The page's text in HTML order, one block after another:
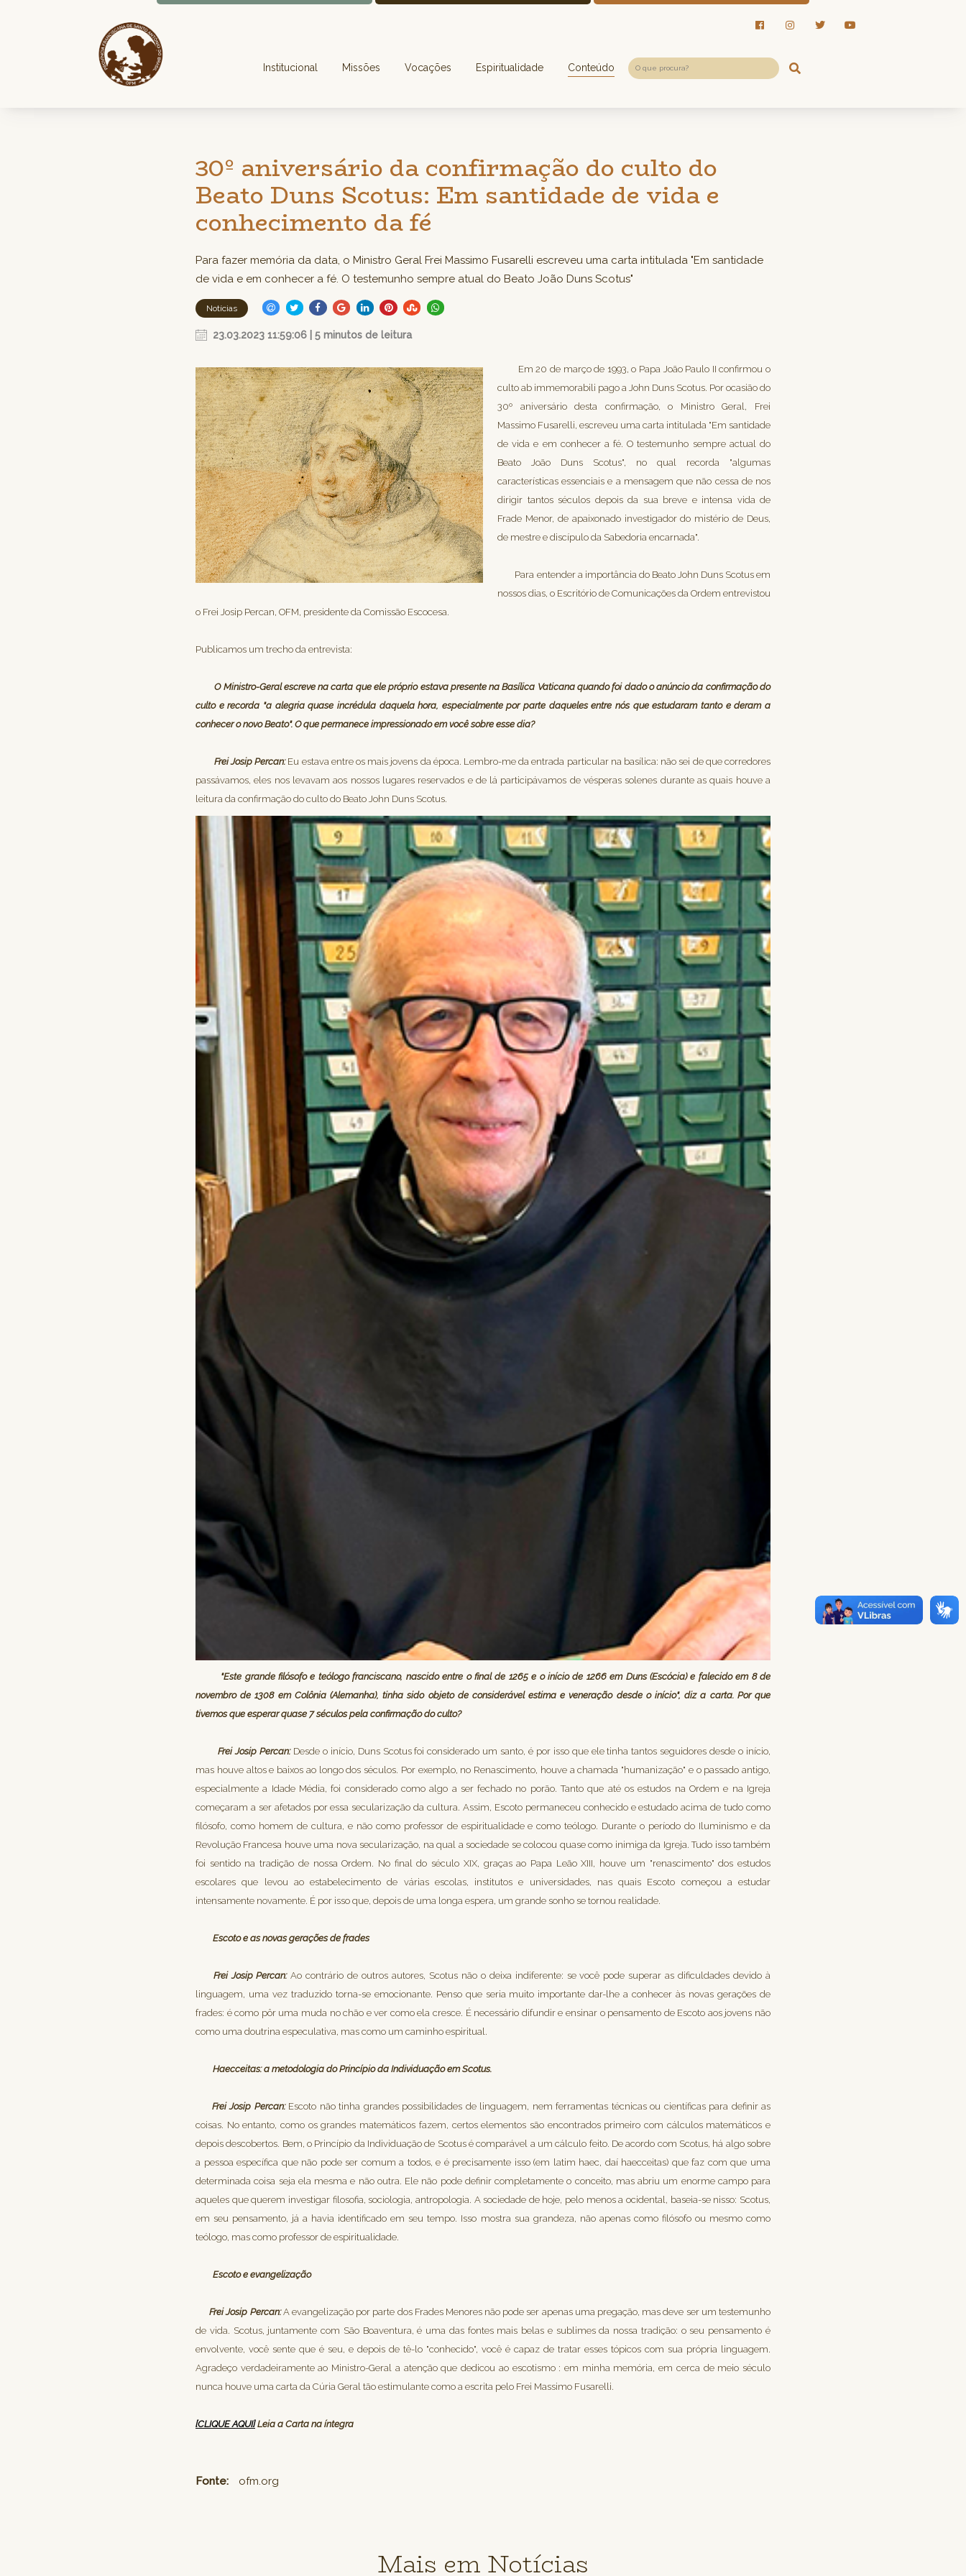
Institucional Missões Vocações Espiritualidade Conteúdo
30º aniversário da confirmação do culto do
Beato Duns Scotus: Em santidade de vida e
conhecimento da fé
Para fazer memória da data, o Ministro Geral Frei Massimo Fusarelli escreveu uma carta intitulada "Em santidade
de vida e em conhecer a fé. O testemunho sempre atual do Beato João Duns Scotus"
Notícias
23.03.2023 11:59:06 | 5 minutos de leitura
Em 20 de março de 1993, o Papa João Paulo II confirmou o
culto ab immemorabili pago a John Duns Scotus. Por ocasião do
30º aniversário desta confirmação, o Ministro Geral, Frei
Massimo Fusarelli, escreveu uma carta intitulada "Em santidade
de vida e em conhecer a fé. O testemunho sempre actual do
Beato João Duns Scotus", no qual recorda "algumas
características essenciais e a mensagem que não cessa de nos
dirigir tantos séculos depois da sua breve e intensa vida de
Frade Menor, de apaixonado investigador do mistério de Deus,
de mestre e discípulo da Sabedoria encarnada".
Para entender a importância do Beato John Duns Scotus em
nossos dias, o Escritório de Comunicações da Ordem entrevistou
o Frei Josip Percan, OFM, presidente da Comissão Escocesa.
Publicamos um trecho da entrevista:
O Ministro-Geral escreve na carta que ele próprio estava presente na Basílica Vaticana quando foi dado o anúncio da confirmação do
culto e recorda "a alegria quase incrédula daquela hora, especialmente por parte daqueles entre nós que estudaram tanto e deram a
conhecer o novo Beato". O que permanece impressionado em você sobre esse dia?
Frei Josip Percan: Eu estava entre os mais jovens da época. Lembro-me da entrada particular na basílica: não sei de que corredores
passávamos, eles nos levavam aos nossos lugares reservados e de lá participávamos de vésperas solenes durante as quais houve a
leitura da confirmação do culto do Beato John Duns Scotus.
"Este grande filósofo e teólogo franciscano, nascido entre o final de 1265 e o início de 1266 em Duns (Escócia) e falecido em 8 de
novembro de 1308 em Colônia (Alemanha), tinha sido objeto de considerável estima e veneração desde o início", diz a carta. Por que
tivemos que esperar quase 7 séculos pela confirmação do culto?
Frei Josip Percan:Desde o início, Duns Scotus foi considerado um santo, é por isso que ele tinha tantos seguidores desde o início,
mas houve altos e baixos ao longo dos séculos. Por exemplo, no Renascimento, houve a chamada "humanização" e o passado antigo,
especialmente a Idade Média, foi considerado como algo a ser fechado no porão. Tanto que até os estudos na Ordem e na Igreja
começaram a ser afetados por essa secularização da cultura. Assim, Escoto permaneceu conhecido e estudado acima de tudo como
filósofo, como homem de cultura, e não como professor de espiritualidade e como teólogo. Durante o período do Iluminismo e da
Revolução Francesa houve uma nova secularização, na qual a sociedade se colocou quase como inimiga da Igreja. Tudo isso também
foi sentido na tradição de nossa Ordem. No final do século XIX, graças ao Papa Leão XIII, houve um "renascimento" dos estudos
escolares que levou ao estabelecimento de várias escolas, institutos e universidades, nas quais Escoto começou a estudar
intensamente novamente. É por isso que, depois de uma longa espera, um grande sonho se tornou realidade.
Escoto e as novas gerações de frades
Frei Josip Percan:Ao contrário de outros autores, Scotus não o deixa indiferente: se você pode superar as dificuldades devido à
linguagem, uma vez traduzido torna-se emocionante. Penso que seria muito importante dar-lhe a conhecer às novas gerações de
frades: é como pôr uma muda no chão e ver como ela cresce. É necessário difundir e ensinar o pensamento de Escoto aos jovens não
como uma doutrina especulativa, mas como um caminho espiritual.
Haecceitas: a metodologia do Princípio da Individuação em Scotus.
Frei Josip Percan: Escoto não tinha grandes possibilidades de linguagem, nem ferramentas técnicas ou científicas para definir as
coisas. No entanto, como os grandes matemáticos fazem, certos elementos são encontrados primeiro com cálculos matemáticos e
depois descobertos. Bem, o Princípio da Individuação de Scotus é comparável a um cálculo feito. De acordo com Scotus, há algo sobre
a pessoa específica que não pode ser comum a todos, e é precisamente isso (em latim haec, daí haecceitas) que faz com que uma
determinada coisa seja ela mesma e não outra. Ele não pode definir completamente o conceito, mas abriu um enorme campo para
aqueles que querem investigar filosofia, sociologia, antropologia. A sociedade de hoje, pelo menos a ocidental, baseia-se nisso: Scotus,
em seu pensamento, já a havia identificado em seu tempo. Isso mostra sua grandeza, não apenas como filósofo ou mesmo como
teólogo, mas como professor de espiritualidade.
Escoto e evangelização
Frei Josip Percan:A evangelização por parte dos Frades Menores não pode ser apenas uma pregação, mas deve ser um testemunho
de vida. Scotus, juntamente com São Boaventura, é uma das fontes mais belas e sublimes da nossa tradição: o seu pensamento é
envolvente, você sente que é seu, e depois de tê-lo "conhecido", você é capaz de tratar esses tópicos com sua própria linguagem.
Agradeço verdadeiramente ao Ministro-Geral a atenção que dedicou ao escotismo : em minha memória, em cerca de meio século
nunca houve uma carta da Cúria Geral tão estimulante como a escrita pelo Frei Massimo Fusarelli.
[CLIQUE AQUI]Leia a Carta na íntegra
Fonte: ofm.org
Mais em Notícias